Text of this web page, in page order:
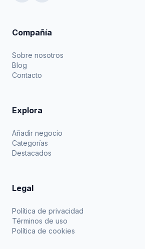
Compañía
Sobre nosotros
Blog
Contacto
Explora
Añadir negocio
Categorías
Destacados
Legal
Política de privacidad
Términos de uso
Política de cookies